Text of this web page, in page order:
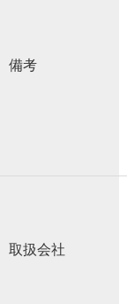
備考
取扱会社